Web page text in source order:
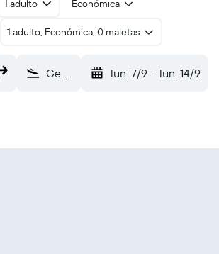
1 adulto Económica
1 adulto, Económica, 0 maletas
Central de Mobile (BFM) lun. 7/9 - lun. 14/9